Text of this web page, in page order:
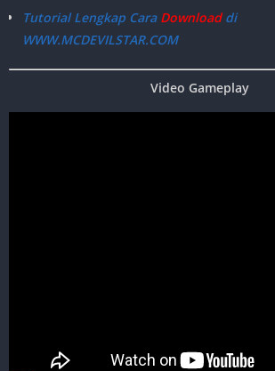
Tutorial Lengkap CaraDownloaddi
WWW.MCDEVILSTAR.COM
Video Gameplay